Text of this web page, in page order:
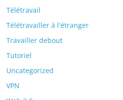
Télétravail
Télétravailler à l'étranger
Travailler debout
Tutoriel
Uncategorized
VPN